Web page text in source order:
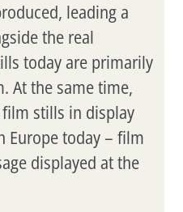
leading a
the real
today are primarily
At the same time,
stills in display
Europe today – film
displayed at the